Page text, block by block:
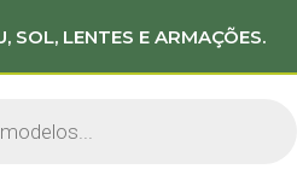
SOL, LENTES E ARMAÇÕES.